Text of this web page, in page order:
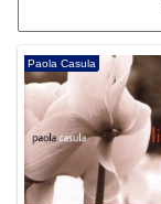
Paola Casula